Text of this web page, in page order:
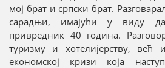
мој брат и српски брат.
сарадњи, имајући у виду
привредник 40 година.
туризму и хотелијерству, већ
економској кризи која